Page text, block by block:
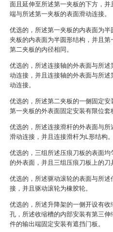
面且延伸至所述第一夹板的下方，并
端与所述第一夹板的表面滑动连接。
优选的，所述第一夹板的内表面为半
夹板的内表面为半圆形结构，并且第
第二夹板的内径相同。
优选的，所述连接轴的外表面与所述
动连接，并且连接轴的外表面与所述
动连接。
优选的，所述第二夹板的一侧固定安
第一夹板的外表面固定安装有限位套
优选的，所述连接滑杆的外表面与所
滑动连接，并且连接滑杆为L形结构。
优选的，三组所述压痕刀板的表面均
的外表面，并且三组压痕刀板上的刀
优选的，所述驱动滚轮的表面与所述
接，并且驱动滚轮为橡胶轮。
优选的，所述升降架的一侧开设有收
孔，所述收缩槽的内部安装有第三伸
件的输出端固定安装有遮挡门板。